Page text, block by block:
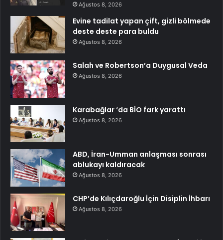
Ağustos 8, 2026
Evine tadilat yapan çift, gizli bölmede
deste deste para buldu
Ağustos 8, 2026
Salah ve Robertson’a Duygusal Veda
Ağustos 8, 2026
Karabağlar ‘da BİO fark yarattı
Ağustos 8, 2026
ABD, İran-Umman anlaşması sonrası
ablukayı kaldıracak
Ağustos 8, 2026
CHP’de Kılıçdaroğlu İçin Disiplin İhbarı
Ağustos 8, 2026